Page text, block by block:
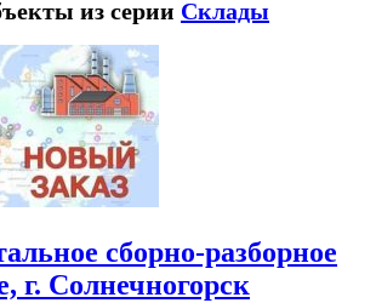
из серии Склады
сборно-разборное
г. Солнечногорск